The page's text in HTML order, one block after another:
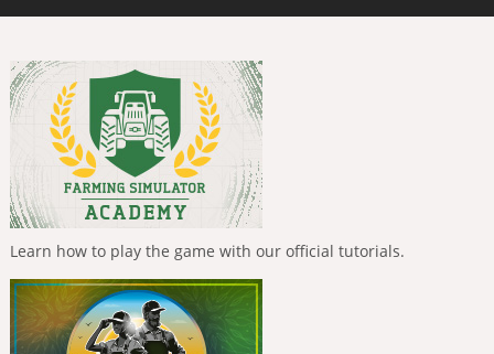
Learn how to play the game with our official tutorials.